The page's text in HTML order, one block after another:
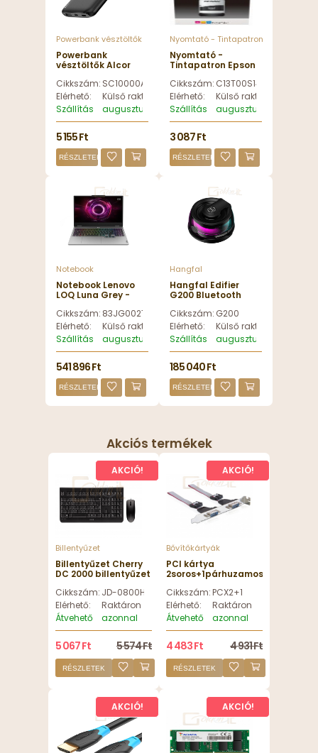
Powerbank vésztöltők
Powerbank
vésztöltők Alcor
10000mAh
PowerBank Black -
SC10000AC
Cikkszám: SC10000AC
Elérhető:
Külső raktáron
Szállítás
augusztus 11, kedd
5 155 Ft
RÉSZLETEK
Nyomtató - Tintapatron
Nyomtató -
Tintapatron Epson
C13T00S14A
Cikkszám: C13T00S14A
Elérhető:
Külső raktáron
Szállítás
augusztus 11, kedd
3 087 Ft
RÉSZLETEK
Notebook
Notebook Lenovo
LOQ Luna Grey -
Cikkszám: 83JG002THV
Elérhető:
Külső raktáron
Szállítás
augusztus 11, kedd
541 896 Ft
RÉSZLETEK
Hangfal
Hangfal Edifier
G200 Bluetooth
Black - G200
Cikkszám: G200
Elérhető:
Külső raktáron
Szállítás
augusztus 11, kedd
185 040 Ft
RÉSZLETEK
Akciós termékek
AKCIÓ!
Billentyűzet
Billentyűzet Cherry
DC 2000 billentyűzet
JD-0800HU-2
Cikkszám: JD-0800HU-2
Elérhető:
Raktáron
Átvehető
azonnal
5 067 Ft 5 574 Ft
RÉSZLETEK
AKCIÓ!
Bővítőkártyák
PCI kártya
2soros+1párhuzamos
Cikkszám:PCX2+1
Elérhető:
Raktáron
Átvehető
azonnal
4 483 Ft 4 931 Ft
RÉSZLETEK
AKCIÓ! AKCIÓ!